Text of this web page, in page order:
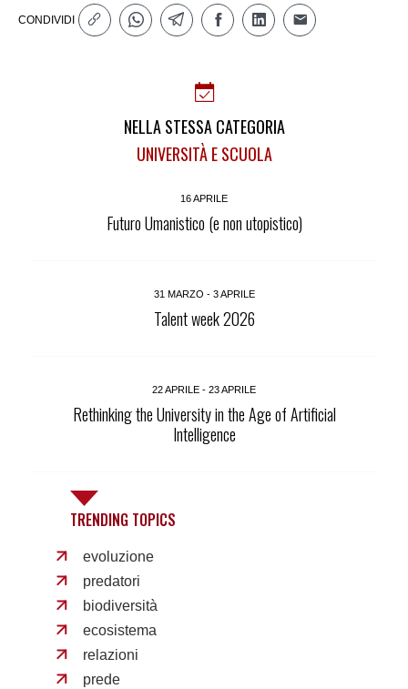
CONDIVIDI
NELLA STESSA CATEGORIA
UNIVERSITÀ E SCUOLA
16 APRILE
Futuro Umanistico (e non utopistico)
31 MARZO - 3 APRILE
Talent week 2026
22 APRILE - 23 APRILE
Rethinking the University in the Age of Artificial
Intelligence
TRENDING TOPICS
evoluzione
predatori
biodiversità
ecosistema
relazioni
prede